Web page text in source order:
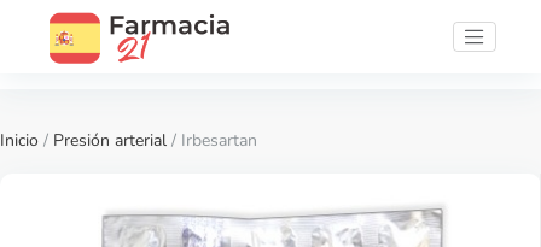
Inicio / Presión arterial / Irbesartan